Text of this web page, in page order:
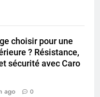
choisir pour une
? Résistance,
sécurité avec Caro
ago 0